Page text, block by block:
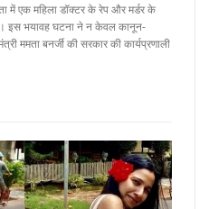
में एक महिला डॉक्टर के रेप और मर्डर के
इस भयावह घटना ने न केवल कानून-
ममता बनर्जी की सरकार की कार्यप्रणाली